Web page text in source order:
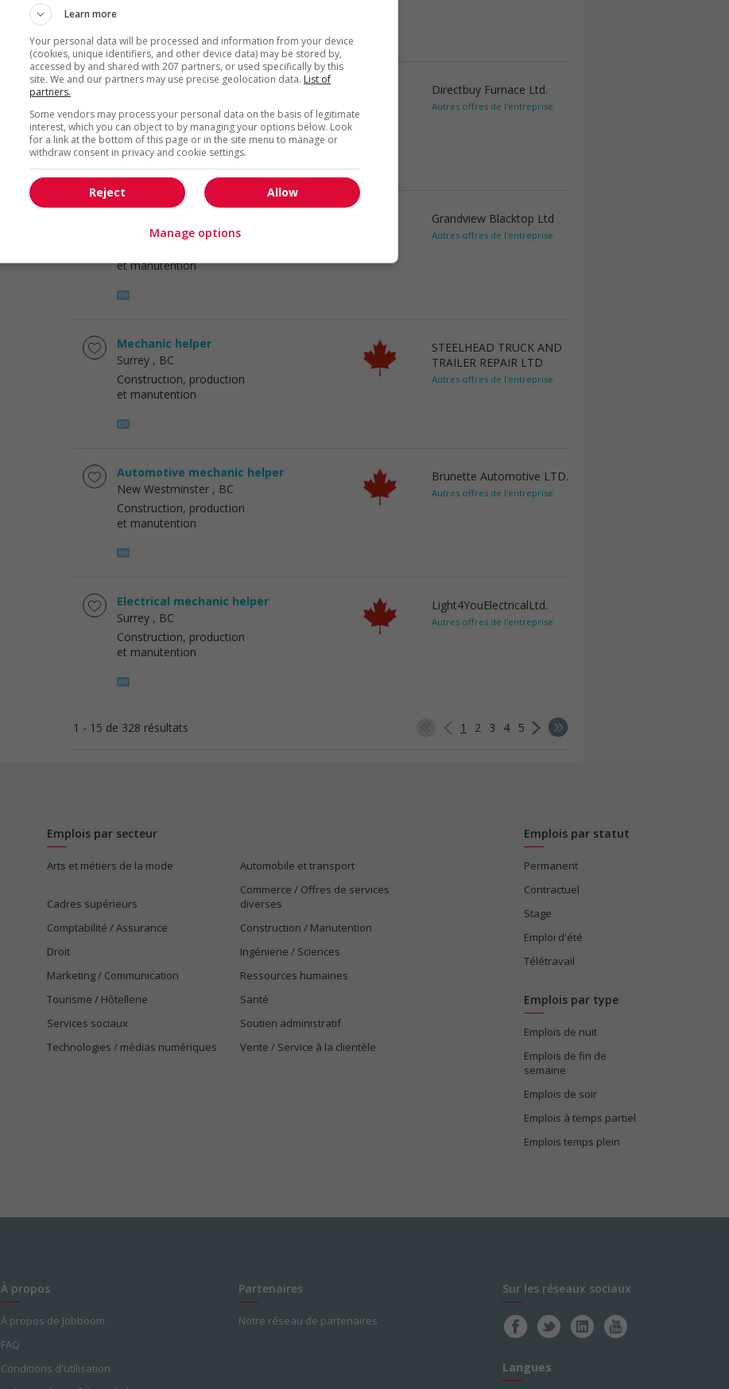
Mechanic helper
Construction, production
et manutention
Directbuy Furnace Ltd.
Autres offres de l'entreprise
Abbotsford, BC
et manutention
Grandview Blacktop Ltd
Autres offres de l'entreprise
Mechanic helper
Surrey , BC
Construction, production
et manutention
STEELHEAD TRUCK AND
TRAILER REPAIR LTD
Autres offres de l'entreprise
Automotive mechanic helper
New Westminster , BC
Construction, production
et manutention
Brunette Automotive LTD.
Autres offres de l'entreprise
Electrical mechanic helper
Surrey , BC
Construction, production
et manutention
Light4YouElectricalLtd.
Autres offres de l'entreprise
1 - 15 de 328 résultats 1 2 3 4 5
Emplois par secteur
Arts et métiers de la mode Automobile et transport
Cadres supérieurs
Commerce / Offres de services
diverses
Comptabilité / Assurance
Construction / Manutention
Droit
Ingénierie / Sciences
Marketing / Communication
Ressources humaines
Tourisme / Hôtellerie
Santé
Services sociaux
Soutien administratif
Technologies / médias numériques
Vente / Service à la clientèle
Emplois par statut
Permanent
Contractuel
Stage
Emploi d'été
Télétravail
Emplois par type
Emplois de nuit
Emplois de fin de
semaine
Emplois de soir
Emplois à temps partiel
Emplois temps plein
À propos
À propos de Jobboom
FAQ
Conditions d'utilisation
Partenaires
Notre réseau de partenaires
Sur les réseaux sociaux
Langues
Learn more
Your personal data will be processed and information from your device
(cookies, unique identifiers, and other device data) may be stored by,
accessed by and shared with 207 partners, or used specifically by this
site. We and our partners may use precise geolocation data. List of
partners.
Some vendors may process your personal data on the basis of legitimate
interest, which you can object to by managing your options below. Look
for a link at the bottom of this page or in the site menu to manage or
withdraw consent in privacy and cookie settings.
Allow
Reject
Manage options